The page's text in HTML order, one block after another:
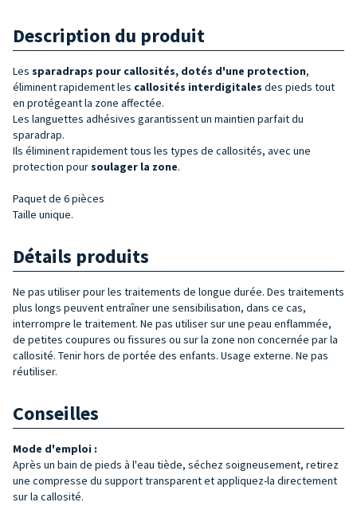
Description du produit
Les sparadraps pour callosités, dotés d'une protection,
éliminent rapidement les callosités interdigitales des pieds tout
en protégeant la zone affectée.
Les languettes adhésives garantissent un maintien parfait du
sparadrap.
Ils éliminent rapidement tous les types de callosités, avec une
protection poursoulager la zone.
Paquet de 6 pièces
Taille unique.
Détails produits
Ne pas utiliser pour les traitements de longue durée. Des traitements
plus longs peuvent entraîner une sensibilisation, dans ce cas,
interrompre le traitement. Ne pas utiliser sur une peau enflammée,
de petites coupures ou fissures ou sur la zone non concernée par la
callosité. Tenir hors de portée des enfants. Usage externe. Ne pas
réutiliser.
Conseilles
Mode d'emploi :
Après un bain de pieds à l'eau tiède, séchez soigneusement, retirez
une compresse du support transparent et appliquez-la directement
sur la callosité.